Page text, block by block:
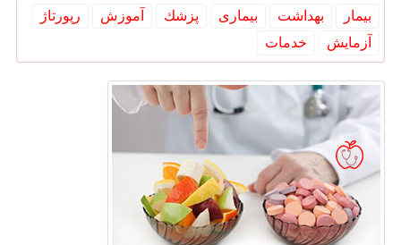
بیمار بهداشت بیماری پزشك آموزش
رپورتاژ
آزمایش
خدمات